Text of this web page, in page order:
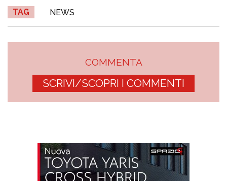
TAG NEWS
COMMENTA
SCRIVI/SCOPRI I COMMENTI